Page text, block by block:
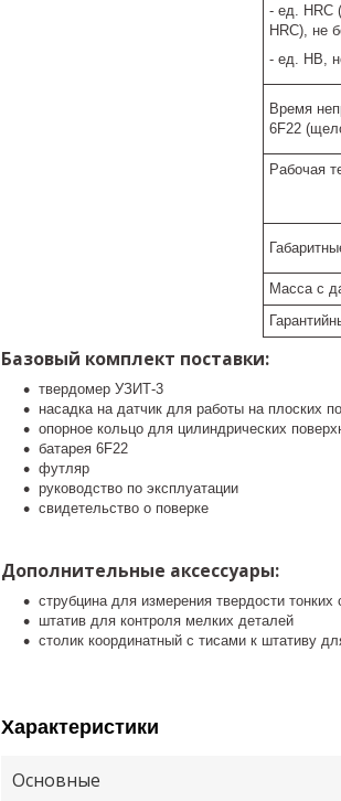
- ед. HRC
HRC), не
- ед. HB,
Время
6F22
Рабочая
Масса с
Базовый комплект поставки:
твердомер УЗИТ-3
насадка на датчик для работы на плоских
опорное кольцо для цилиндрических
батарея 6F22
футляр
руководство по эксплуатации
свидетельство о поверке
Дополнительные аксессуары:
струбцина для измерения твердости
штатив для контроля мелких деталей
столик координатный с тисами к штативу
Характеристики
Основные